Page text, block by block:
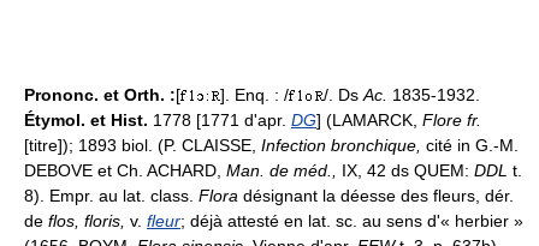
Prononc. et Orth. :[ ]. Enq. : / /. DsAc. 1835-1932.
Étymol. et Hist. 1778 [1771 d'apr. DG] (LAMARCK, Flore fr.
[titre]); 1893 biol. (P. CLAISSE, Infection bronchique, cité in G.-M.
DEBOVE et Ch. ACHARD, Man. de méd., IX, 42 ds QUEM: DDL t.
8). Empr. au lat. class. Flora désignant la déesse des fleurs, dér.
de flos, floris, v. fleur; déjà attesté en lat. sc. au sens d'« herbier »